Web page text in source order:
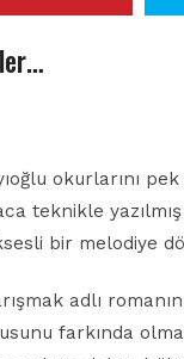
okurlarını
teknikle
bir melodiye
adlı
farkında